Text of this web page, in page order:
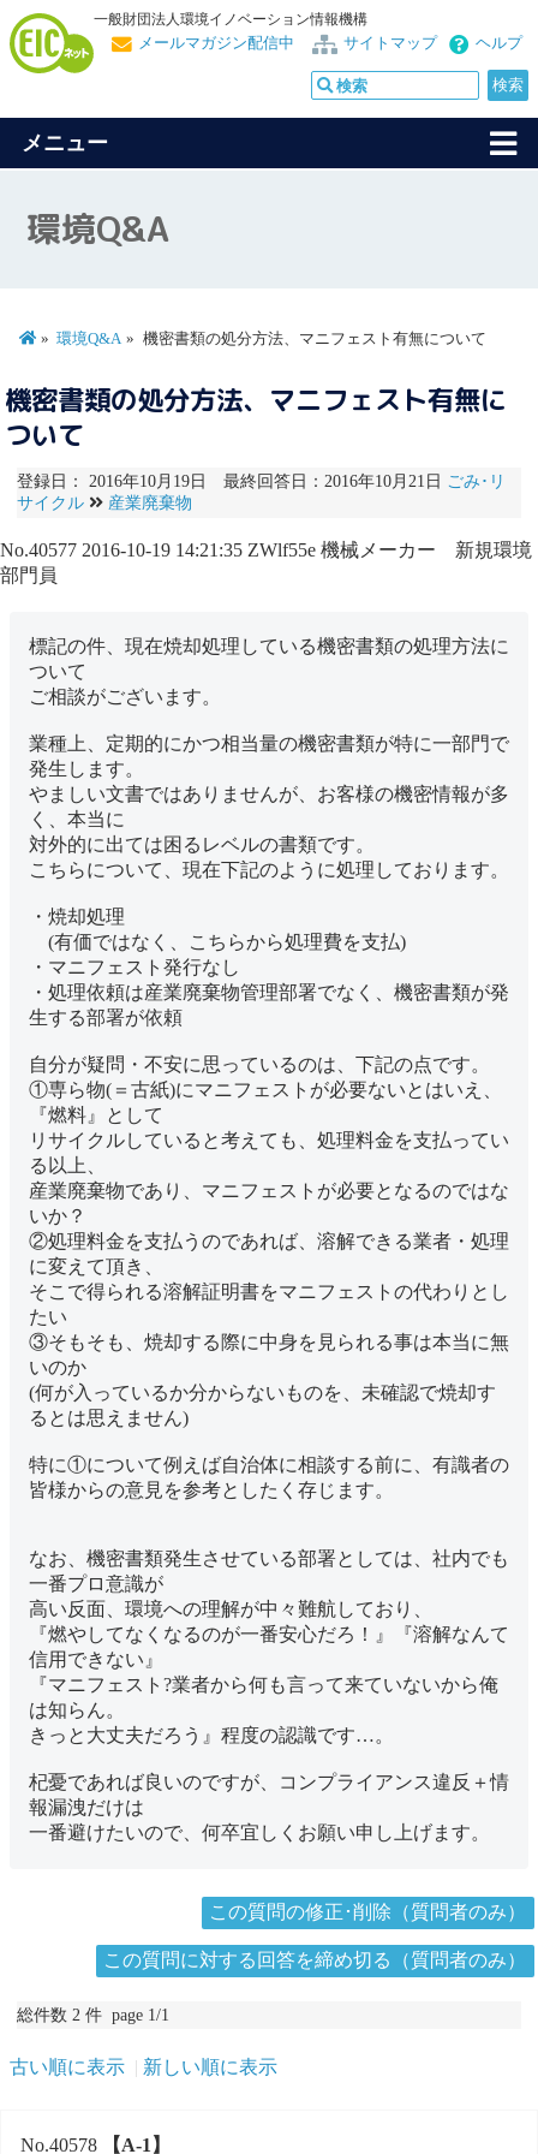
一般財団法人環境イノベーション情報機構
ヘルプ
サイトマップ
メールマガジン配信中
メニュー
環境Q&A
環境Q&A 機密書類の処分方法、マニフェスト有無について
機密書類の処分方法、マニフェスト有無に
ついて
登録日： 2016年10月19日 最終回答日：2016年10月21日 ごみ･リ
サイクル
産業廃棄物
No.40577 2016-10-19 14:21:35 ZWlf55e 機械メーカー 新規環境
部門員
標記の件、現在焼却処理している機密書類の処理方法に
ついて
ご相談がございます。
業種上、定期的にかつ相当量の機密書類が特に一部門で
発生します。
やましい文書ではありませんが、お客様の機密情報が多
く、本当に
対外的に出ては困るレベルの書類です。
こちらについて、現在下記のように処理しております。
・焼却処理
(有価ではなく、こちらから処理費を支払)
・マニフェスト発行なし
・処理依頼は産業廃棄物管理部署でなく、機密書類が発
生する部署が依頼
自分が疑問・不安に思っているのは、下記の点です。
①専ら物(＝古紙)にマニフェストが必要ないとはいえ、
『燃料』として
リサイクルしていると考えても、処理料金を支払ってい
る以上、
産業廃棄物であり、マニフェストが必要となるのではな
いか？
②処理料金を支払うのであれば、溶解できる業者・処理
に変えて頂き、
そこで得られる溶解証明書をマニフェストの代わりとし
たい
③そもそも、焼却する際に中身を見られる事は本当に無
いのか
(何が入っているか分からないものを、未確認で焼却す
るとは思えません)
特に①について例えば自治体に相談する前に、有識者の
皆様からの意見を参考としたく存じます。
なお、機密書類発生させている部署としては、社内でも
一番プロ意識が
高い反面、環境への理解が中々難航しており、
『燃やしてなくなるのが一番安心だろ！』『溶解なんて
信用できない』
『マニフェスト?業者から何も言って来ていないから俺
は知らん。
きっと大丈夫だろう』程度の認識です…。
杞憂であれば良いのですが、コンプライアンス違反＋情
報漏洩だけは
一番避けたいので、何卒宜しくお願い申し上げます。
この質問の修正･削除（質問者のみ）
この質問に対する回答を締め切る（質問者のみ）
総件数 2 件 page 1/1
古い順に表示 新しい順に表示
No.40578 【A-1】